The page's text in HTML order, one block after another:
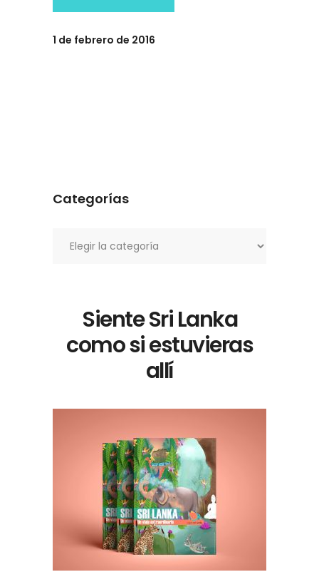
1 de febrero de 2016
Categorías
Siente Sri Lanka
como si estuvieras
allí